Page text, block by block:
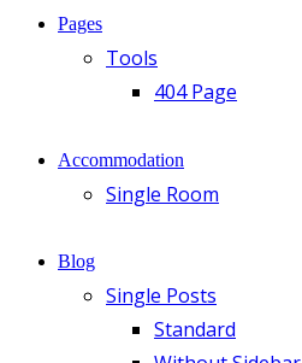
Pages
Tools
404 Page
Accommodation
Single Room
Blog
Single Posts
Standard